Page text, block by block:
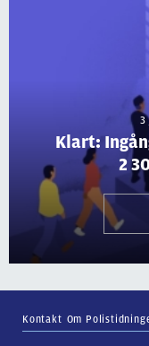
3
Klart:
2
Kontakt Om